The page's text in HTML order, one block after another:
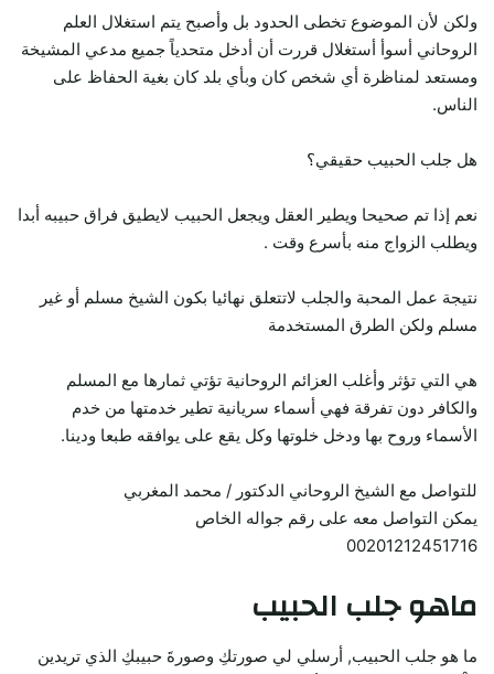
ولكن لأن الموضوع تخطى الحدود بل وأصبح يتم استغلال العلم
الروحاني أسوأ أستغلال قررت أن أدخل متحدياً جميع مدعي المشيخة
ومستعد لمناظرة أي شخص كان وبأي بلد كان بغية الحفاظ على
الناس.
هل جلب الحبيب حقيقي؟
نعم إذا تم صحيحا ويطير العقل ويجعل الحبيب لايطيق فراق حبيبه أبدا
ويطلب الزواج منه بأسرع وقت .
نتيجة عمل المحبة والجلب لاتتعلق نهائيا بكون الشيخ مسلم أو غير
مسلم ولكن الطرق المستخدمة
هي التي تؤثر وأغلب العزائم الروحانية تؤتي ثمارها مع المسلم
والكافر دون تفرقة فهي أسماء سريانية تطير خدمتها من خدم
الأسماء وروح بها ودخل خلوتها وكل يقع على يوافقه طبعا ودينا.
للتواصل مع الشيخ الروحاني الدكتور / محمد المغربي
يمكن التواصل معه على رقم جواله الخاص
00201212451716
ماهو جلب الحبيب
ما هو جلب الحبيب, أرسلي لي صورتكِ وصورةَ حبيبكِ الذي تريدين